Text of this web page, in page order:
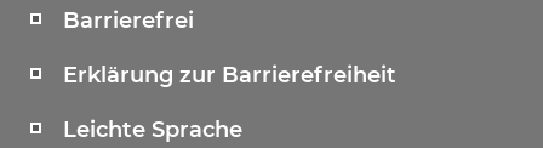
Barrierefrei
Erklärung zur Barrierefreiheit
Leichte Sprache